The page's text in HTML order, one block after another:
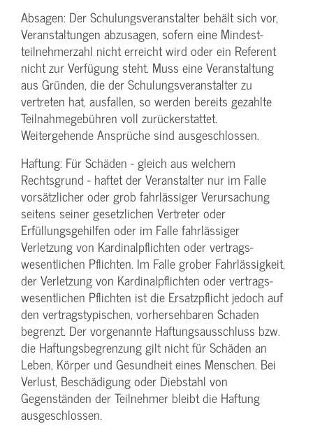
Absagen: Der Schulungs­veranstalter behält sich vor,
Veranstaltungen abzusagen, sofern eine Mindest­
teilnehmerzahl nicht erreicht wird oder ein Referent
nicht zur Verfügung steht. Muss eine Veranstaltung
aus Gründen, die der Schulungs­veranstalter zu
vertreten hat, ausfallen, so werden bereits gezahlte
Teilnahme­gebühren voll zurückerstattet.
Weitergehende Ansprüche sind ausgeschlossen.
Haftung: Für Schäden - gleich aus welchem
Rechtsgrund - haftet der Veranstalter nur im Falle
vorsätzlicher oder grob fahrlässiger Verursachung
seitens seiner gesetzlichen Vertreter oder
Erfüllungsgehilfen oder im Falle fahrlässiger
Verletzung von Kardinalpflichten oder vertrags­
wesentlichen Pflichten. Im Falle grober Fahrlässigkeit,
der Verletzung von Kardinalpflichten oder vertrags­
wesentlichen Pflichten ist die Ersatzpflicht jedoch auf
den vertragstypischen, vorhersehbaren Schaden
begrenzt. Der vorgenannte Haftungs­ausschluss bzw.
die Haftungs­begrenzung gilt nicht für Schäden an
Leben, Körper und Gesundheit eines Menschen. Bei
Verlust, Beschädigung oder Diebstahl von
Gegenständen der Teilnehmer bleibt die Haftung
ausgeschlossen.